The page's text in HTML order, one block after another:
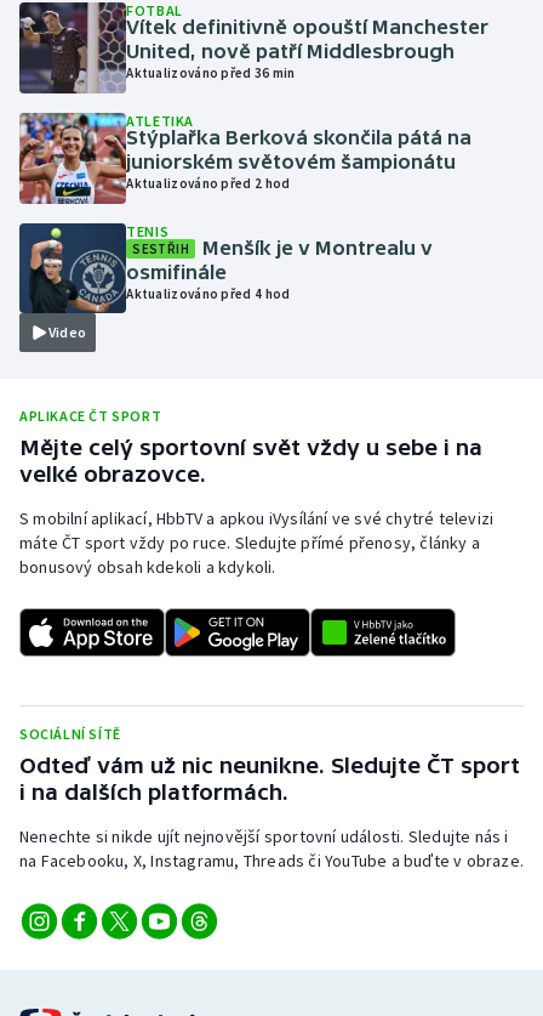
Lyže a snowboard
Moderní pětiboj
Motorsport
Parasport
Plavání
Ragby
Rychlobruslení
Rychlostní kanoistika
Short track
Stolní tenis
Triatlon
Veslování
Vodní slalom
Volejbal
FOTBAL
Vítek definitivně opouští Manchester
United, nově patří Middlesbrough
Aktualizováno před 36 min
ATLETIKA
Stýplařka Berková skončila pátá na
juniorském světovém šampionátu
Aktualizováno před 2 hod
Video
TENIS
SESTŘIH
Menšík je v Montrealu v
osmifinále
Aktualizováno před 4 hod
APLIKACE ČT SPORT
Mějte celý sportovní svět vždy u sebe i na
velké obrazovce.
S mobilní aplikací, HbbTV a apkou iVysílání ve své chytré televizi
máte ČT sport vždy po ruce. Sledujte přímé přenosy, články a
bonusový obsah kdekoli a kdykoli.
SOCIÁLNÍ SÍTĚ
Odteď vám už nic neunikne. Sledujte ČT sport
i na dalších platformách.
Nenechte si nikde ujít nejnovější sportovní události. Sledujte nás i
na Facebooku, X, Instagramu, Threads či YouTube a buďte v obraze.